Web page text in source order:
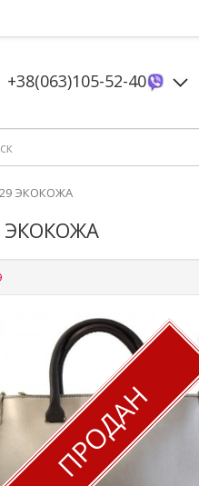
+38(063)105-52-40
ЭКОКОЖА
ЭКОКОЖА
ПРОДАН